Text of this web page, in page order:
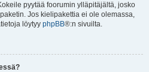
pyytää foorumin ylläpitäjältä, josko
Jos kielipakettia ei ole olemassa,
löytyy phpBB®:n sivuilta.